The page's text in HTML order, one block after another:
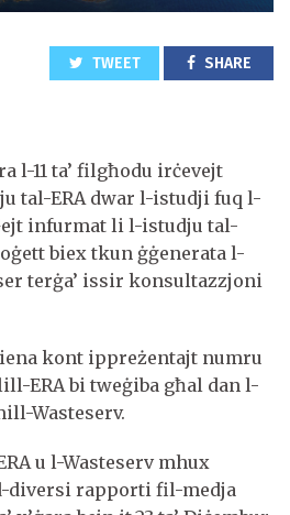
TWEET SHARE
l-11 ta’ filgħodu irċevejt
tal-ERA dwar l-istudji fuq l-
infurmat li l-istudju tal-
biex tkun ġġenerata l-
terġa’ issir konsultazzjoni
kont ippreżentajt numru
ERA bi tweġiba għal dan l-
Wasteserv.
u l-Wasteserv mhux
diversi rapporti fil-medja